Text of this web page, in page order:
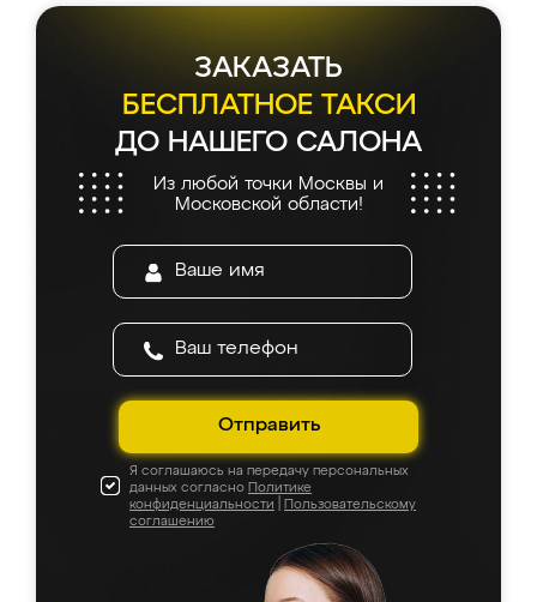
ЗАКАЗАТЬ
БЕСПЛАТНОЕ ТАКСИ
ДО НАШЕГО САЛОНА
Из любой точки Москвы и
Московской области!
Отправить
Я соглашаюсь на передачу персональных
данных согласно Политике
конфиденциальности
Пользовательскому
соглашению